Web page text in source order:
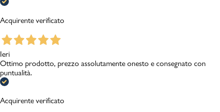
Acquirente verificato
Ieri
Ottimo prodotto, prezzo assolutamente onesto e consegnato con
puntualità.
Acquirente verificato